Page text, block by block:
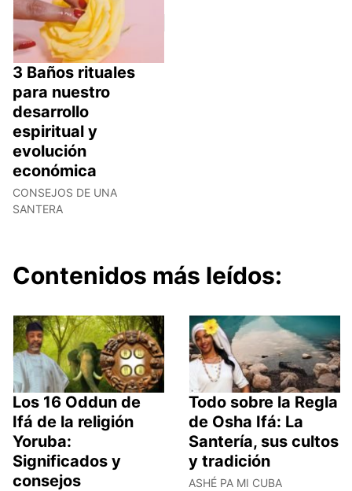
3 Baños rituales
para nuestro
desarrollo
espiritual y
evolución
económica
CONSEJOS DE UNA
SANTERA
Contenidos más leídos:
Los 16 Oddun de
Ifá de la religión
Yoruba:
Significados y
consejos
Todo sobre la Regla
de Osha Ifá: La
Santería, sus cultos
y tradición
ASHÉ PA MI CUBA